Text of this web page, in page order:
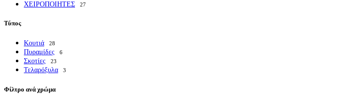
ΧΕΙΡΟΠΟΙΗΤΕΣ 27
Τύπος
Κουτιά 28
Πυραμίδες 6
Σκοτίες 23
Τελαρόξυλα 3
Φίλτρο ανά χρώμα